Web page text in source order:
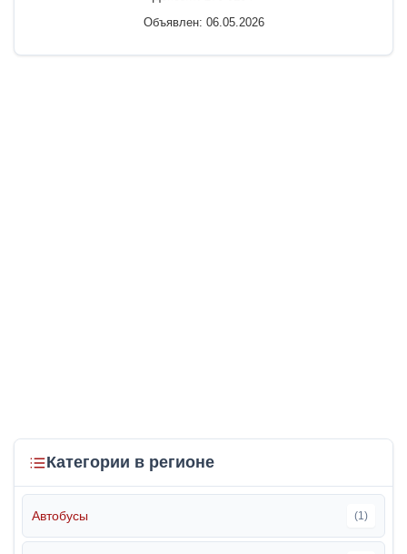
Объявлен: 06.05.2026
Категории в регионе
Автобусы (1)